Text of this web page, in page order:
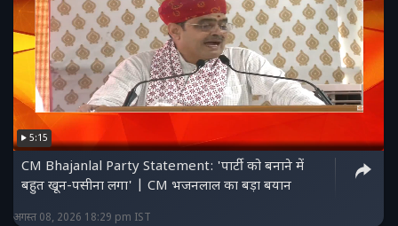
5:15
CM Bhajanlal Party Statement: 'पार्टी को बनाने में
बहुत खून-पसीना लगा' | CM भजनलाल का बड़ा बयान
अगस्त 08, 2026 18:29 pm IST